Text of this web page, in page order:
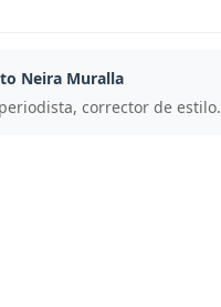
Neira Muralla
corrector de estilo.